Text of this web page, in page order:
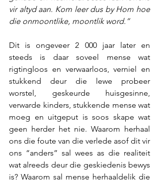
vir altyd aan. Kom leer dus by Hom hoe
die onmoontlike, moontlik word.”
Dit is ongeveer 2 000 jaar later en
steeds is daar soveel mense wat
rigtingloos en verwaarloos, verniel en
stukkend deur die lewe probeer
worstel, geskeurde huisgesinne,
verwarde kinders, stukkende mense wat
moeg en uitgeput is soos skape wat
geen herder het nie. Waarom herhaal
ons die foute van die verlede asof dit vir
ons “anders” sal wees as die realiteit
wat alreeds deur die geskiedenis bewys
is? Waarom sal mense herhaaldelik die